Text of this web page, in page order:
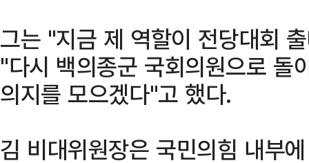
그는 "지금 제 역할이 전당대회
"다시 백의종군 국회의원으로 돌
의지를 모으겠다"고 했다.
김 비대위원장은 국민의힘 내부